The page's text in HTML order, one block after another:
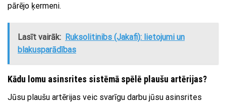
pārējo ķermeni.
Lasīt vairāk: Ruksolitinibs (Jakafi): lietojumi un
blakusparādības
Kādu lomu asinsrites sistēmā spēlē plaušu artērijas?
Jūsu plaušu artērijas veic svarīgu darbu jūsu asinsrites